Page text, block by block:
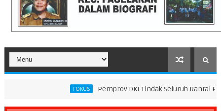
Pemprov DKI Tindak Seluruh Rantai Praktik
Besar Kelas Panamax